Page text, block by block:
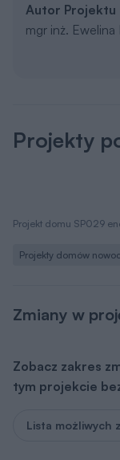
Autor Projektu
mgr inż. Ewelina
Projekty
Projekt domu SP029
Projekty domów
Zmiany w
Zobacz zakres
tym projekcie
Lista możliwych